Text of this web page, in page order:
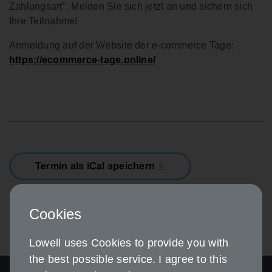
Zahlungsart". Melden Sie sich jetzt an und sichern sich
Ihre Teilnahme!
Anmeldung auf der Website der e-commerce Tage:
https://ecommerce-tage.online/
Termin als iCal speichern
Cookies
Lowell uses Cookies to provide you with
the best possible service. I agree to this